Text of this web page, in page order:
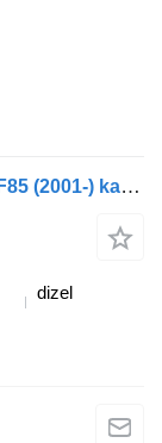
DAF LF45, LF55, LF180, CF65, CF75, CF85 (2001-) kamyon için 1794941 aks
dizel